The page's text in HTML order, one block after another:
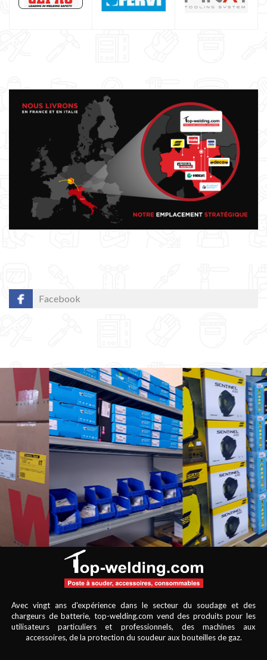
Facebook
Avec vingt ans d'expérience dans le secteur du soudage et des
chargeurs de batterie, top-welding.com vend des produits pour les
utilisateurs particuliers et professionnels, des machines aux
accessoires, de la protection du soudeur aux bouteilles de gaz.